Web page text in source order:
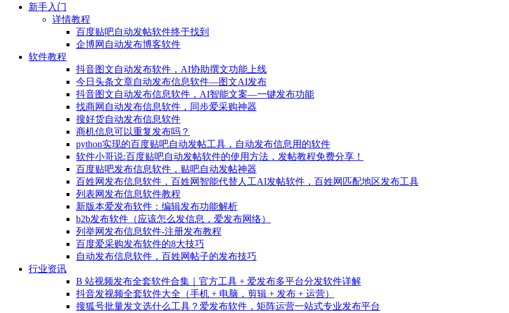
新手入门
详情教程
百度贴吧自动发帖软件终于找到
企博网自动发布博客软件
软件教程
抖音图文自动发布软件，AI协助撰文功能上线
今日头条文章自动发布信息软件—图文AI发布
抖音图文自动发布信息软件，AI智能文案—一键发布功能
找商网自动发布信息软件，同步爱采购神器
搜好货自动发布信息软件
商机信息可以重复发布吗？
python实现的百度贴吧自动发帖工具，自动发布信息用的软件
软件小哥说:百度贴吧自动发帖软件的使用方法，发帖教程免费分享！
百度贴吧发布信息软件，贴吧自动发帖神器
百姓网发布信息软件，百姓网智能代替人工AI发帖软件，百姓网匹配地区发布工具
列表网发布信息软件教程
新版本爱发布软件：编辑发布功能解析
b2b发布软件（应该怎么发信息，爱发布网络）
列举网发布信息软件-注册发布教程
百度爱采购发布软件的8大技巧
自动发布信息软件，百姓网帖子的发布技巧
行业资讯
B 站视频发布全套软件合集｜官方工具 + 爱发布多平台分发软件详解
抖音发视频全套软件大全（手机 + 电脑，剪辑 + 发布 + 运营）
搜狐号批量发文选什么工具？爱发布软件，矩阵运营一站式专业发布平台